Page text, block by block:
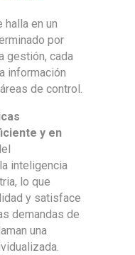
halla en un
por
gestión, cada
información
de control.
y en
inteligencia
lo que
y satisface
demandas de
una